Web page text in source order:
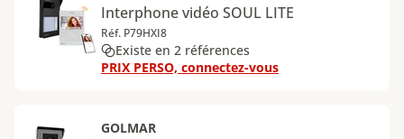
Interphone vidéo SOUL LITE
Réf. P79HXI8
Existe en 2 références
PRIX PERSO, connectez-vous
GOLMAR